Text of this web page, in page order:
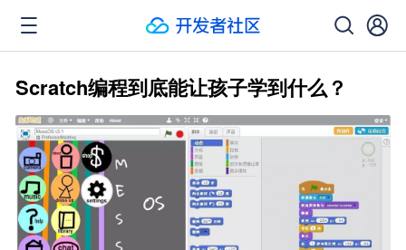
Scratch编程到底能让孩子学到什么？